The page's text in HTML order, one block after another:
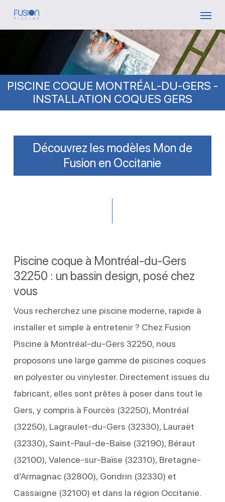
Skip
PISCINE COQUE MONTRÉAL-DU-GERS -
INSTALLATION COQUES GERS
Découvrez les modèles Mon de
Fusion en Occitanie
Piscine coque à Montréal-du-Gers
32250 : un bassin design, posé chez
vous
Vous recherchez une piscine moderne, rapide à
installer et simple à entretenir ? Chez Fusion
Piscine à Montréal-du-Gers 32250, nous
proposons une large gamme de piscines coques
en polyester ou vinylester. Directement issues du
fabricant, elles sont prêtes à poser dans tout le
Gers, y compris à Fourcès (32250), Montréal
(32250), Lagraulet-du-Gers (32330), Lauraët
(32330), Saint-Paul-de-Baïse (32190), Béraut
(32100), Valence-sur-Baïse (32310), Bretagne-
d’Armagnac (32800), Gondrin (32330) et
Cassaigne (32100) et dans la région Occitanie.